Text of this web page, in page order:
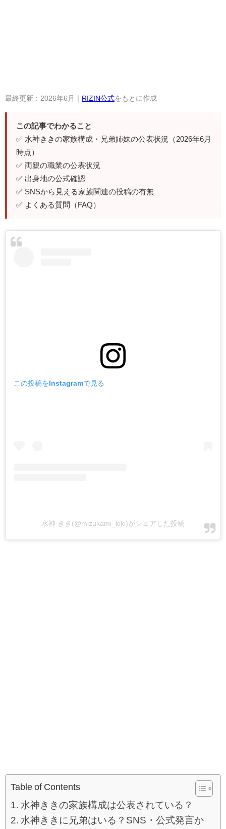
最終更新：2026年6月｜ RIZIN公式をもとに作成
この記事でわかること
✅ 水神ききの家族構成・兄弟姉妹の公表状況（2026年6月
時点）
✅ 両親の職業の公表状況
✅ 出身地の公式確認
✅ SNSから見える家族関連の投稿の有無
✅ よくある質問（FAQ）
この投稿をInstagramで見る
水神 きき(@mizukami_kiki)がシェアした投稿
Table of Contents
水神ききの家族構成は公表されている？
水神ききに兄弟はいる？SNS・公式発言か